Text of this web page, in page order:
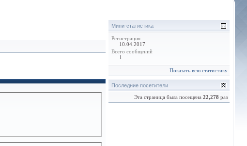
Мини-статистика
Регистрация
10.04.2017
Всего сообщений
1
Показать всю статистику
Последние посетители
Эта страница была посещена 22,278 раз